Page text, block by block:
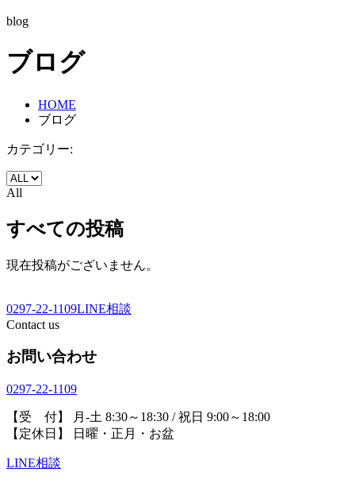
blog
ブログ
HOME
ブログ
カテゴリー:
All
すべての投稿
現在投稿がございません。
0297-22-1109LINE相談
Contact us
お問い合わせ
0297-22-1109
【受 付】 月-土 8:30～18:30 / 祝日 9:00～18:00
【定休日】 日曜・正月・お盆
LINE相談